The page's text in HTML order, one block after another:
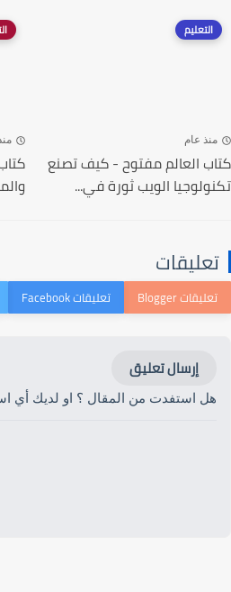
التعليم
منذ عام
كتاب العالم مفتوح - كيف تصنع
تكنولوجيا الويب ثورة في...
تعليقات
إرسال تعليق
هل استفدت من المقال ؟ او لديك أي